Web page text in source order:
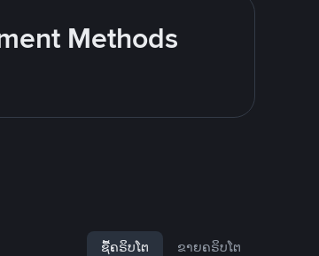
Methods
ຊື້ຄຣິບໂຕ ຂາຍຄຣິບໂຕ